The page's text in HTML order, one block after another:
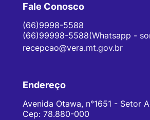
Fale Conosco
(66)9998-5588
(66)99998-5588(Whatsapp -
recepcao@vera.mt.gov.br
Endereço
Avenida Otawa, n°1651 - Setor
Cep: 78.880-000